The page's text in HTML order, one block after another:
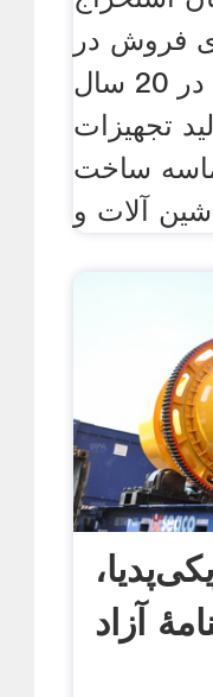
فروش در
آفریقای جنوبی در 20 سال
تجهیزات
ساخت
آلات و
آزاد